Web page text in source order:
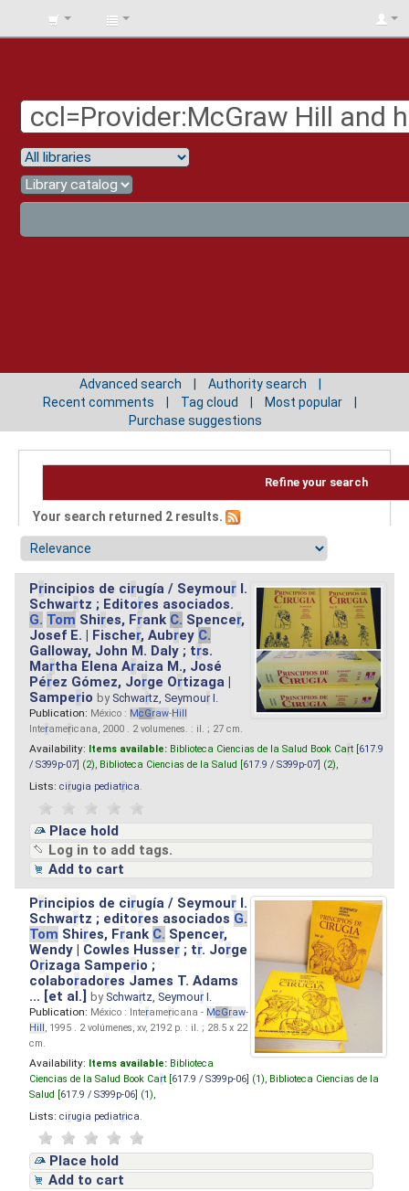
BIBLIOTECA
Advanced search
Authority search
Recent comments
Tag cloud
Most popular
Purchase suggestions
Refine your search
Your search returned 2 results.
Principios de cirugía / Seymour I.
Schwartz ; Editores asociados.
G. Tom Shires, Frank C. Spencer,
Josef E. | Fischer, Aubrey C.
Galloway, John M. Daly ; trs.
Martha Elena Araiza M., José
Pérez Gómez, Jorge Ortizaga |
Samperio by Schwartz, Seymour I.
Publication: México : McGraw-Hill
Interamericana, 2000 . 2 volumenes. : il. ; 27 cm.
Availability: Items available: Biblioteca Ciencias de la Salud Book Cart [ 617.9
/ S399p-07 ] (2), Biblioteca Ciencias de la Salud [ 617.9 / S399p-07 ] (2),
Lists: cirugia pediatrica
Place hold
Log in to add tags.
Add to cart
Principios de cirugía / Seymour I.
Schwartz ; editores asociados G.
Tom Shires, Frank C. Spencer,
Wendy | Cowles Husser ; tr. Jorge
Orizaga Samperio ;
colaboradores James T. Adams
... [et al.]by Schwartz, Seymour I.
Publication: México : Interamericana - McGraw-
Hill, 1995 . 2 volúmenes, xv, 2192 p. : il. ; 28.5 x 22
cm.
Availability: Items available: Biblioteca
Ciencias de la Salud Book Cart [ 617.9 / S399p-06 ] (1), Biblioteca Ciencias de la
Salud [ 617.9 / S399p-06 ] (1),
Lists: cirugia pediatrica
Place hold
Add to cart